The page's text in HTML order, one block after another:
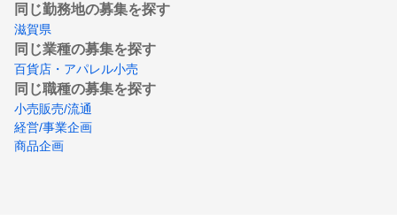
同じ勤務地の募集を探す
滋賀県
同じ業種の募集を探す
百貨店・アパレル小売
同じ職種の募集を探す
小売販売/流通
経営/事業企画
商品企画